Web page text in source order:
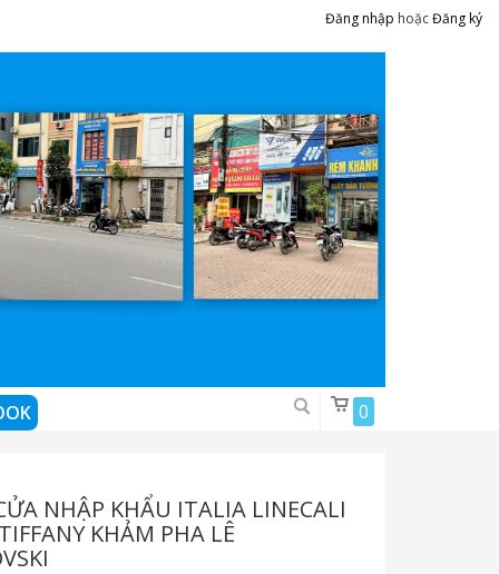
Đăng nhập hoặcĐăng ký
0
NHẬP KHẨU ITALIA LINECALI
KHẢM PHA LÊ